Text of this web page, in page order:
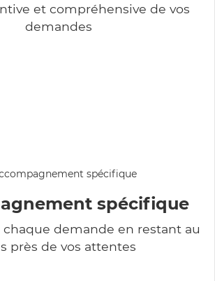
et compréhensive de vos
demandes
spécifique
chaque demande en restant au
près de vos attentes